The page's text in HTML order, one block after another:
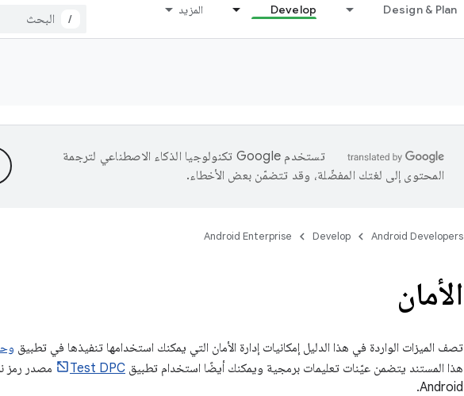
Design & Plan
Develop المزيد
/
تستخدم Google تكنولوجيا الذكاء الاصطناعي لترجمة
المحتوى إلى لغتك المفضّلة، وقد تتضمّن بعض الأخطاء.
Android Developers
Develop
Android Enterprise
الأمان
تصف الميزات الواردة في هذا الدليل إمكانيات إدارة الأمان التي يمكنك استخدامها تنفيذها في تطبيق
هذا المستند يتضمن عيّنات تعليمات برمجية ويمكنك أيضًا استخدام تطبيق Test DPC
مصدر رمز
Android.